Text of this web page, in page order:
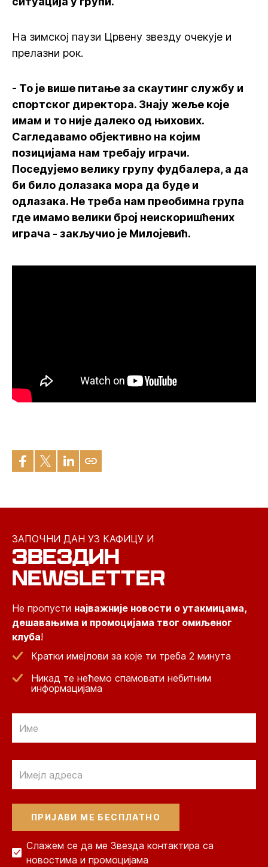
На зимској паузи Црвену звезду очекује и
прелазни рок.
- То је више питање за скаутинг службу и
спортског директора. Знају жеље које
имам и то није далеко од њихових.
Сагледавамо објективно на којим
позицијама нам требају играчи.
Поседујемо велику групу фудбалера, а да
би било долазака мора да буде и
одлазака. Не треба нам преобимна група
где имамо велики број неискоришћених
играча - закључио је Милојевић.
ЗАПОЧНИ ДАН УЗ КАФИЦУ И
ЗВЕЗДИН
NEWSLETTER
Не пропусти најважније новости о утакмицама,
дешавањима и промоцијама твог омиљеног
клуба!
Кратки имејлови за које ти треба 2 минута
Никад те нећемо спамовати небитним
информацијама
Слажем се да ме Звезда контактира са
новостима и промоцијама